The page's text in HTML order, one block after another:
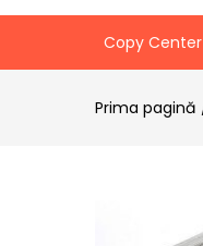
Copy Center
Prima pagină